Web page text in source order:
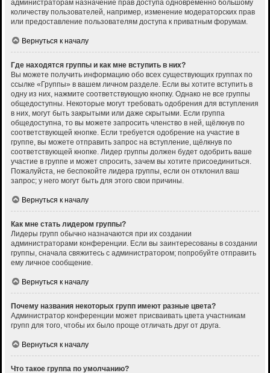
администраторам назначение прав доступа одновременно большому
количеству пользователей, например, изменение модераторских прав
или предоставление пользователям доступа к приватным форумам.
Вернуться к началу
Где находятся группы и как мне вступить в них?
Вы можете получить информацию обо всех существующих группах по
ссылке «Группы» в вашем личном разделе. Если вы хотите вступить в
одну из них, нажмите соответствующую кнопку. Однако не все группы
общедоступны. Некоторые могут требовать одобрения для вступления
в них, могут быть закрытыми или даже скрытыми. Если группа
общедоступна, то вы можете запросить членство в ней, щёлкнув по
соответствующей кнопке. Если требуется одобрение на участие в
группе, вы можете отправить запрос на вступление, щёлкнув по
соответствующей кнопке. Лидер группы должен будет одобрить ваше
участие в группе и может спросить, зачем вы хотите присоединиться.
Пожалуйста, не беспокойте лидера группы, если он отклонил ваш
запрос; у него могут быть для этого свои причины.
Вернуться к началу
Как мне стать лидером группы?
Лидеры групп обычно назначаются при их создании
администраторами конференции. Если вы заинтересованы в создании
группы, сначала свяжитесь с администратором; попробуйте отправить
ему личное сообщение.
Вернуться к началу
Почему названия некоторых групп имеют разные цвета?
Администратор конференции может присваивать цвета участникам
групп для того, чтобы их было проще отличать друг от друга.
Вернуться к началу
Что такое группа по умолчанию?